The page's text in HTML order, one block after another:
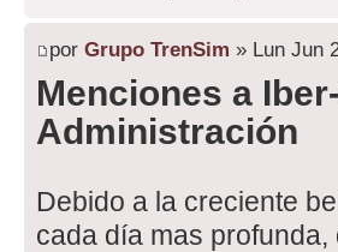
por Grupo TrenSim » Lun Jun
Menciones a
Administración
Debido a la creciente
cada día mas